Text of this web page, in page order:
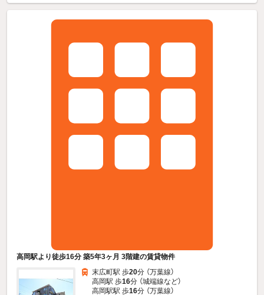
高岡駅より徒歩16分 築5年3ヶ月 3階建の賃貸物件
末広町駅 歩20分 （万葉線）
高岡駅 歩16分 （城端線など）
高岡駅駅 歩16分 （万葉線）